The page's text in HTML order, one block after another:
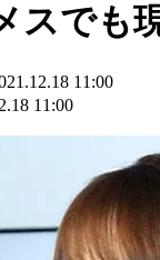
スでも
11:00
11:00